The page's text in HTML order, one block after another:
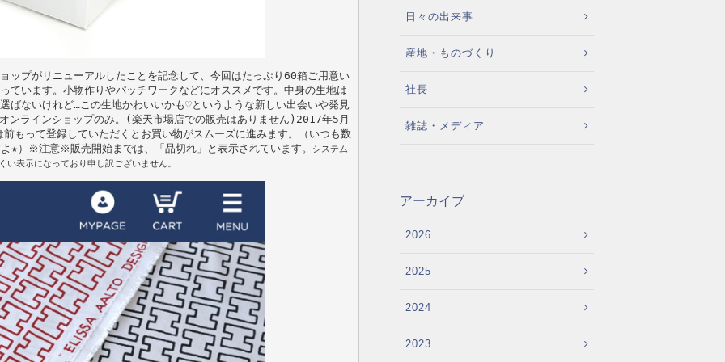
ップがリニューアルしたことを記念して、今回はたっぷり60箱ご用意い
ています。小物作りやパッチワークなどにオススメです。中身の生地は
ばないけれど…この生地かわいいかも♡というような新しい出会いや発見
ンラインショップのみ。(楽天市場店での販売はありません)2017年5月
って登録していただくとお買い物がスムーズに進みます。（いつも数
★）※注意※販売開始までは、「品切れ」と表示されています。
システム
い表示になっており申し訳ございません。
日々の出来事
産地・ものづくり
社長
雑誌・メディア
アーカイブ
2026
2025
2024
2023